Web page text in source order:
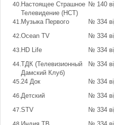
Настоящее Страшное
Телевидение (НСТ)
№ 140
Музыка Первого
№ 334
Осеаn TV
№ 334
HD Life
№ 334
ТДК (Телевизионный
Дамский Клуб)
№ 334
24 Док
№ 334
Детский
№ 334
STV
№ 334